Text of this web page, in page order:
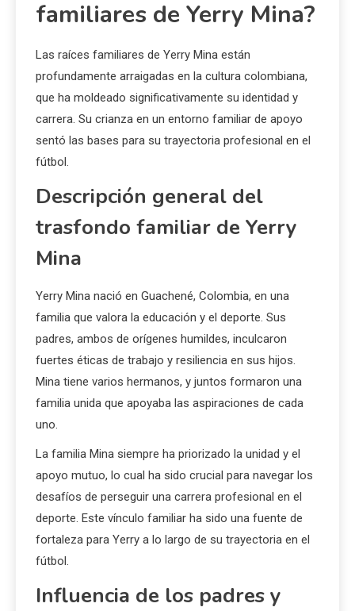
familiares de Yerry Mina?
Las raíces familiares de Yerry Mina están
profundamente arraigadas en la cultura colombiana,
que ha moldeado significativamente su identidad y
carrera. Su crianza en un entorno familiar de apoyo
sentó las bases para su trayectoria profesional en el
fútbol.
Descripción general del
trasfondo familiar de Yerry
Mina
Yerry Mina nació en Guachené, Colombia, en una
familia que valora la educación y el deporte. Sus
padres, ambos de orígenes humildes, inculcaron
fuertes éticas de trabajo y resiliencia en sus hijos.
Mina tiene varios hermanos, y juntos formaron una
familia unida que apoyaba las aspiraciones de cada
uno.
La familia Mina siempre ha priorizado la unidad y el
apoyo mutuo, lo cual ha sido crucial para navegar los
desafíos de perseguir una carrera profesional en el
deporte. Este vínculo familiar ha sido una fuente de
fortaleza para Yerry a lo largo de su trayectoria en el
fútbol.
Influencia de los padres y